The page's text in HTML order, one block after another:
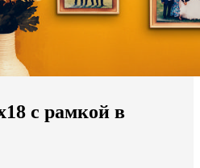
с рамкой в